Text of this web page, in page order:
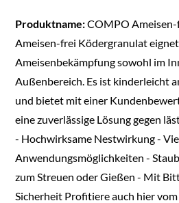
Produktname:COMPO
Ameisen-frei Ködergranulat
Ameisenbekämpfung sowohl im
Außenbereich. Es ist kinderleicht
und bietet mit einer
eine zuverlässige Lösung gegen
- Hochwirksame Nestwirkung -
Anwendungsmöglichkeiten -
zum Streuen oder Gießen - Mit
Sicherheit Profitiere auch hier